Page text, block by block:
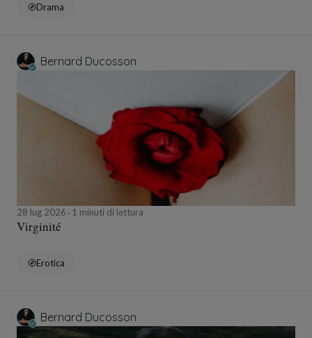
Drama
Bernard Ducosson
28 lug 2026 1 minuti di lettura
Virginité
Erotica
Bernard Ducosson